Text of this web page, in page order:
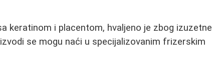
keratinom i placentom, hvaljeno je zbog izuzetne
se mogu naći u specijalizovanim frizerskim